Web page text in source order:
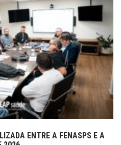
ENTRE A FENASPS E A